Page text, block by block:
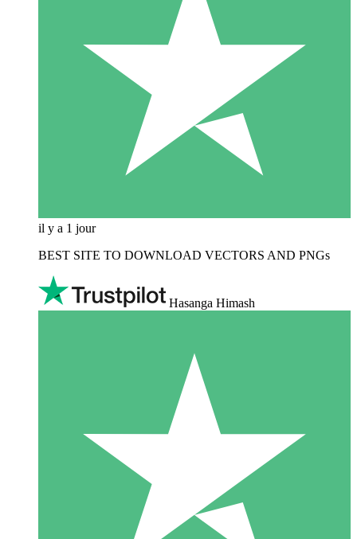
il y a 1 jour
BEST SITE TO DOWNLOAD VECTORS AND PNGs
Hasanga Himash